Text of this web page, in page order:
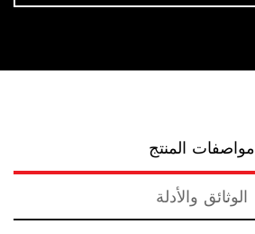
مواصفات المنتج
الوثائق والأدلة